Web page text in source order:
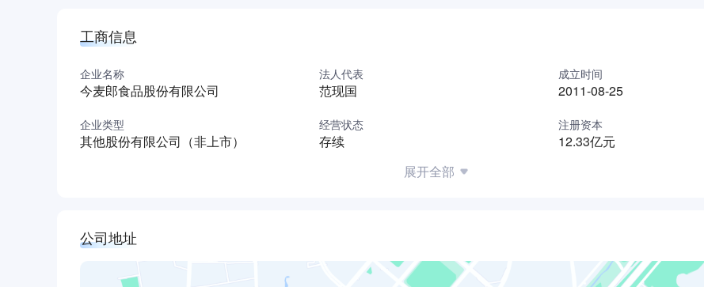
工商信息
企业名称
今麦郎食品股份有限公司
法人代表
范现国
成立时间
2011-08-25
企业类型
其他股份有限公司（非上市）
经营状态
存续
注册资本
12.33亿元
展开全部
公司地址